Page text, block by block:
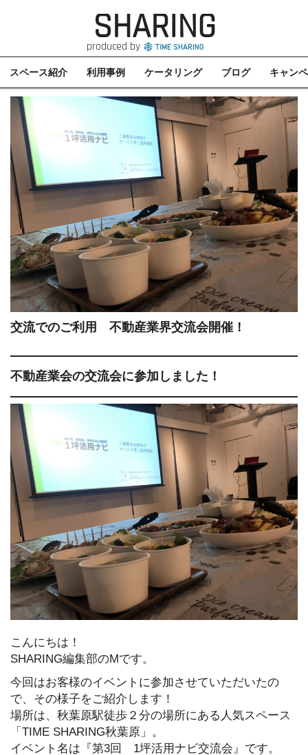
SHARING
produced by
スペース紹介 利用事例 ケータリング ブログ キャン
交流でのご利用 不動産業界交流会開催！
不動産業会の交流会に参加しました！
こんにちは！
SHARING編集部のMです。
今回はお客様のイベントに参加させていただいたの
で、その様子をご紹介します！
場所は、秋葉原駅徒歩２分の場所にある人気スペース
「TIME SHARING秋葉原」。
イベント名は『第3回 1坪活用ナビ交流会』です。